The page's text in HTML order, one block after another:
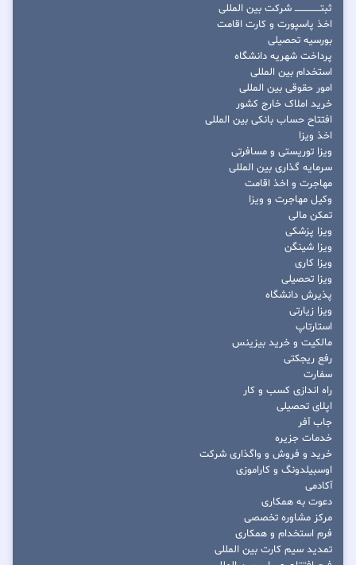
ثبتــــــــــــــــ شرکت بین المللی
اخذ پاسپورت و کارت اقامت
بورسیه تحصیلی
پرداخت شهریه دانشگاه
استخدام بین المللی
امور حقوقی بین المللی
خرید املاک خارج کشور
افتتاح حساب بانکی بین المللی
اخذ ویزا
ویزا توریستی و مسافرتی
سرمایه گذاری بین المللی
مهاجرت و اخذ اقامت
وکیل مهاجرت و ویزا
تمکن مالی
ویزا پزشکی
ویزا شینگن
ویزا کاری
ویزا تحصیلی
پذیرش دانشگاه
ویزا زیارتی
استارتاپ
مالکیت و خرید بیزینس
رفع ریجکتی
سفارت
راه اندازی کسب و کار
اپلای تحصیلی
جاب آفر
خدمات جزیره
خرید و فروش و واگذاری شرکت
اوسبیلدونگ و کاراموزی
آکادمی
دعوت به همکاری
مرکز مشاوره تخصصی
فرم استخدام و همکاری
تمدید سیم کارت بین المللی